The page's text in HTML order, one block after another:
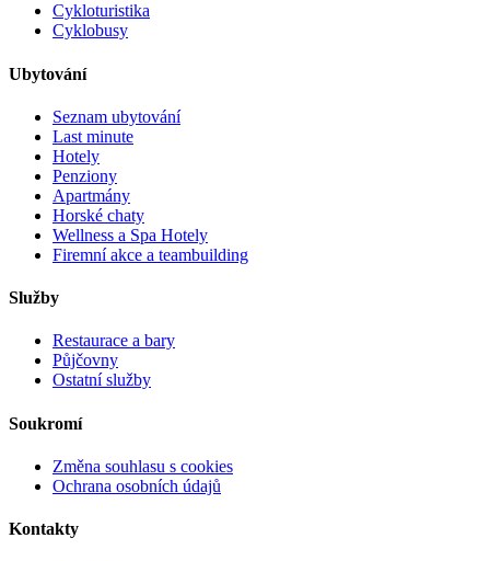
Cykloturistika
Cyklobusy
Ubytování
Seznam ubytování
Last minute
Hotely
Penziony
Apartmány
Horské chaty
Wellness a Spa Hotely
Firemní akce a teambuilding
Služby
Restaurace a bary
Půjčovny
Ostatní služby
Soukromí
Změna souhlasu s cookies
Ochrana osobních údajů
Kontakty